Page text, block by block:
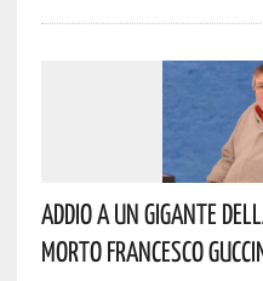
Addio A Un Gigante
Morto Francesco